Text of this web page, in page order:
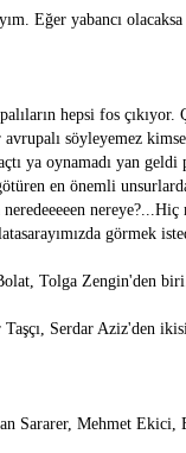
Eğer yabancı
hepsi fos
söyleyemez
ya oynamadı yan geldi
en önemli
görmek
Tolga Zengin'den
Serdar Aziz'den
Sararer, Mehmet